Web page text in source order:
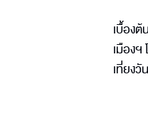
เบื้อง
เมือง
เที่ยงวั